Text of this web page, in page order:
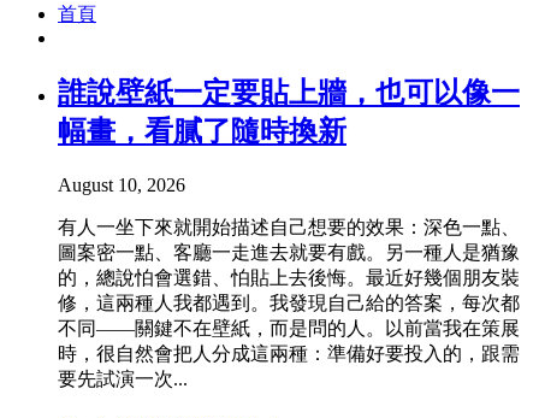
首頁
誰說壁紙一定要貼上牆，也可以像一
幅畫，看膩了隨時換新
August 10, 2026
有人一坐下來就開始描述自己想要的效果：深色一點、
圖案密一點、客廳一走進去就要有戲。另一種人是猶豫
的，總說怕會選錯、怕貼上去後悔。最近好幾個朋友裝
修，這兩種人我都遇到。我發現自己給的答案，每次都
不同——關鍵不在壁紙，而是問的人。以前當我在策展
時，很自然會把人分成這兩種：準備好要投入的，跟需
要先試演一次...